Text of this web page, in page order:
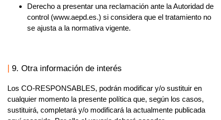
Derecho a presentar una reclamación ante la Autoridad de
control (www.aepd.es.) si considera que el tratamiento no
se ajusta a la normativa vigente.
9. Otra información de interés
Los CO-RESPONSABLES, podrán modificar y/o sustituir en
cualquier momento la presente política que, según los casos,
sustituirá, completará y/o modificará la actualmente publicada